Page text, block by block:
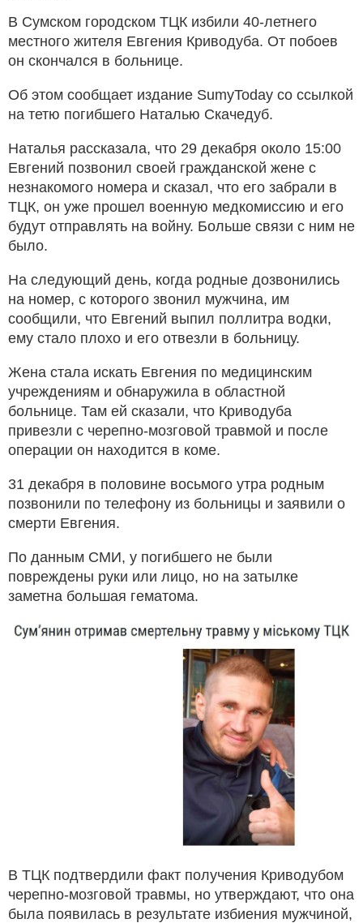
В Сумском городском ТЦК избили 40-летнего
местного жителя Евгения Криводуба. От побоев
он скончался в больнице.
Об этом сообщает издание SumyToday со ссылкой
на тетю погибшего Наталью Скачедуб.
Наталья рассказала, что 29 декабря около 15:00
Евгений позвонил своей гражданской жене с
незнакомого номера и сказал, что его забрали в
ТЦК, он уже прошел военную медкомиссию и его
будут отправлять на войну. Больше связи с ним не
было.
На следующий день, когда родные дозвонились
на номер, с которого звонил мужчина, им
сообщили, что Евгений выпил поллитра водки,
ему стало плохо и его отвезли в больницу.
Жена стала искать Евгения по медицинским
учреждениям и обнаружила в областной
больнице. Там ей сказали, что Криводуба
привезли с черепно-мозговой травмой и после
операции он находится в коме.
31 декабря в половине восьмого утра родным
позвонили по телефону из больницы и заявили о
смерти Евгения.
По данным СМИ, у погибшего не были
повреждены руки или лицо, но на затылке
заметна большая гематома.
В ТЦК подтвердили факт получения Криводубом
черепно-мозговой травмы, но утверждают, что она
была появилась в результате избиения мужчиной,